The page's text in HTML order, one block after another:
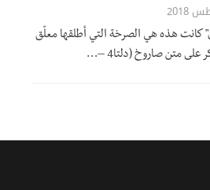
كانت هذه هي الصرخة التي أطلقها معلّق
على متن صاروخ (دلتا4 –…